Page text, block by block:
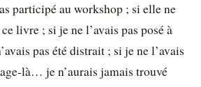
participé au workshop ; si elle ne
livre ; si je ne l’avais pas posé à
pas été distrait ; si je ne l’avais
là… je n’aurais jamais trouvé